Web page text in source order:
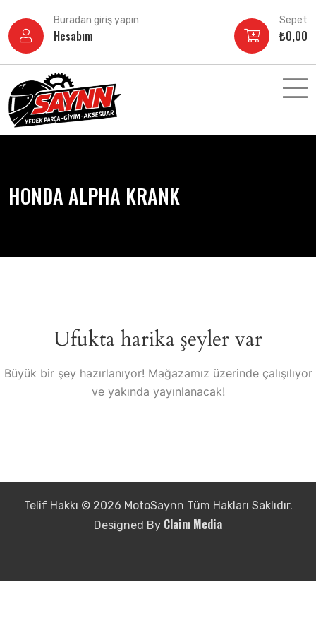
atla
Buradan giriş yapın
Hesabım
Sepet
₺0,00
HONDA ALPHA KRANK
Ufukta harika şeyler var
Büyük bir şey hazırlanıyor! Mağazamız üzerinde çalışılıyor
ve yakında yayınlanacak!
Telif Hakkı © 2026 MotoSaynn Tüm Hakları Saklıdır.
Designed By Claim Media